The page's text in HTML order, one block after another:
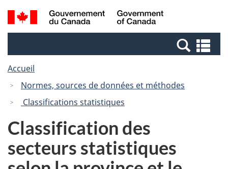
Passer
au
Passer
à
Canada
Recherche
et
et
Accueil
Normes, sources de données et méthodes
Classifications statistiques
Classification des
secteurs statistiques